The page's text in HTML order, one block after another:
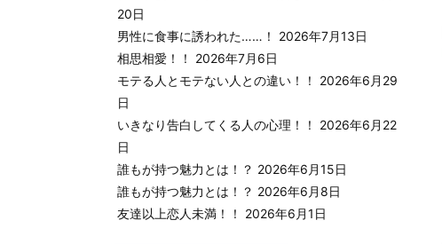
20日
男性に食事に誘われた……！
2026年7月13日
相思相愛！！
2026年7月6日
モテる人とモテない人との違い！！
2026年6月29
日
いきなり告白してくる人の心理！！
2026年6月22
日
誰もが持つ魅力とは！？ 2026年6月15日
誰もが持つ魅力とは！？ 2026年6月8日
友達以上恋人未満！！
2026年6月1日